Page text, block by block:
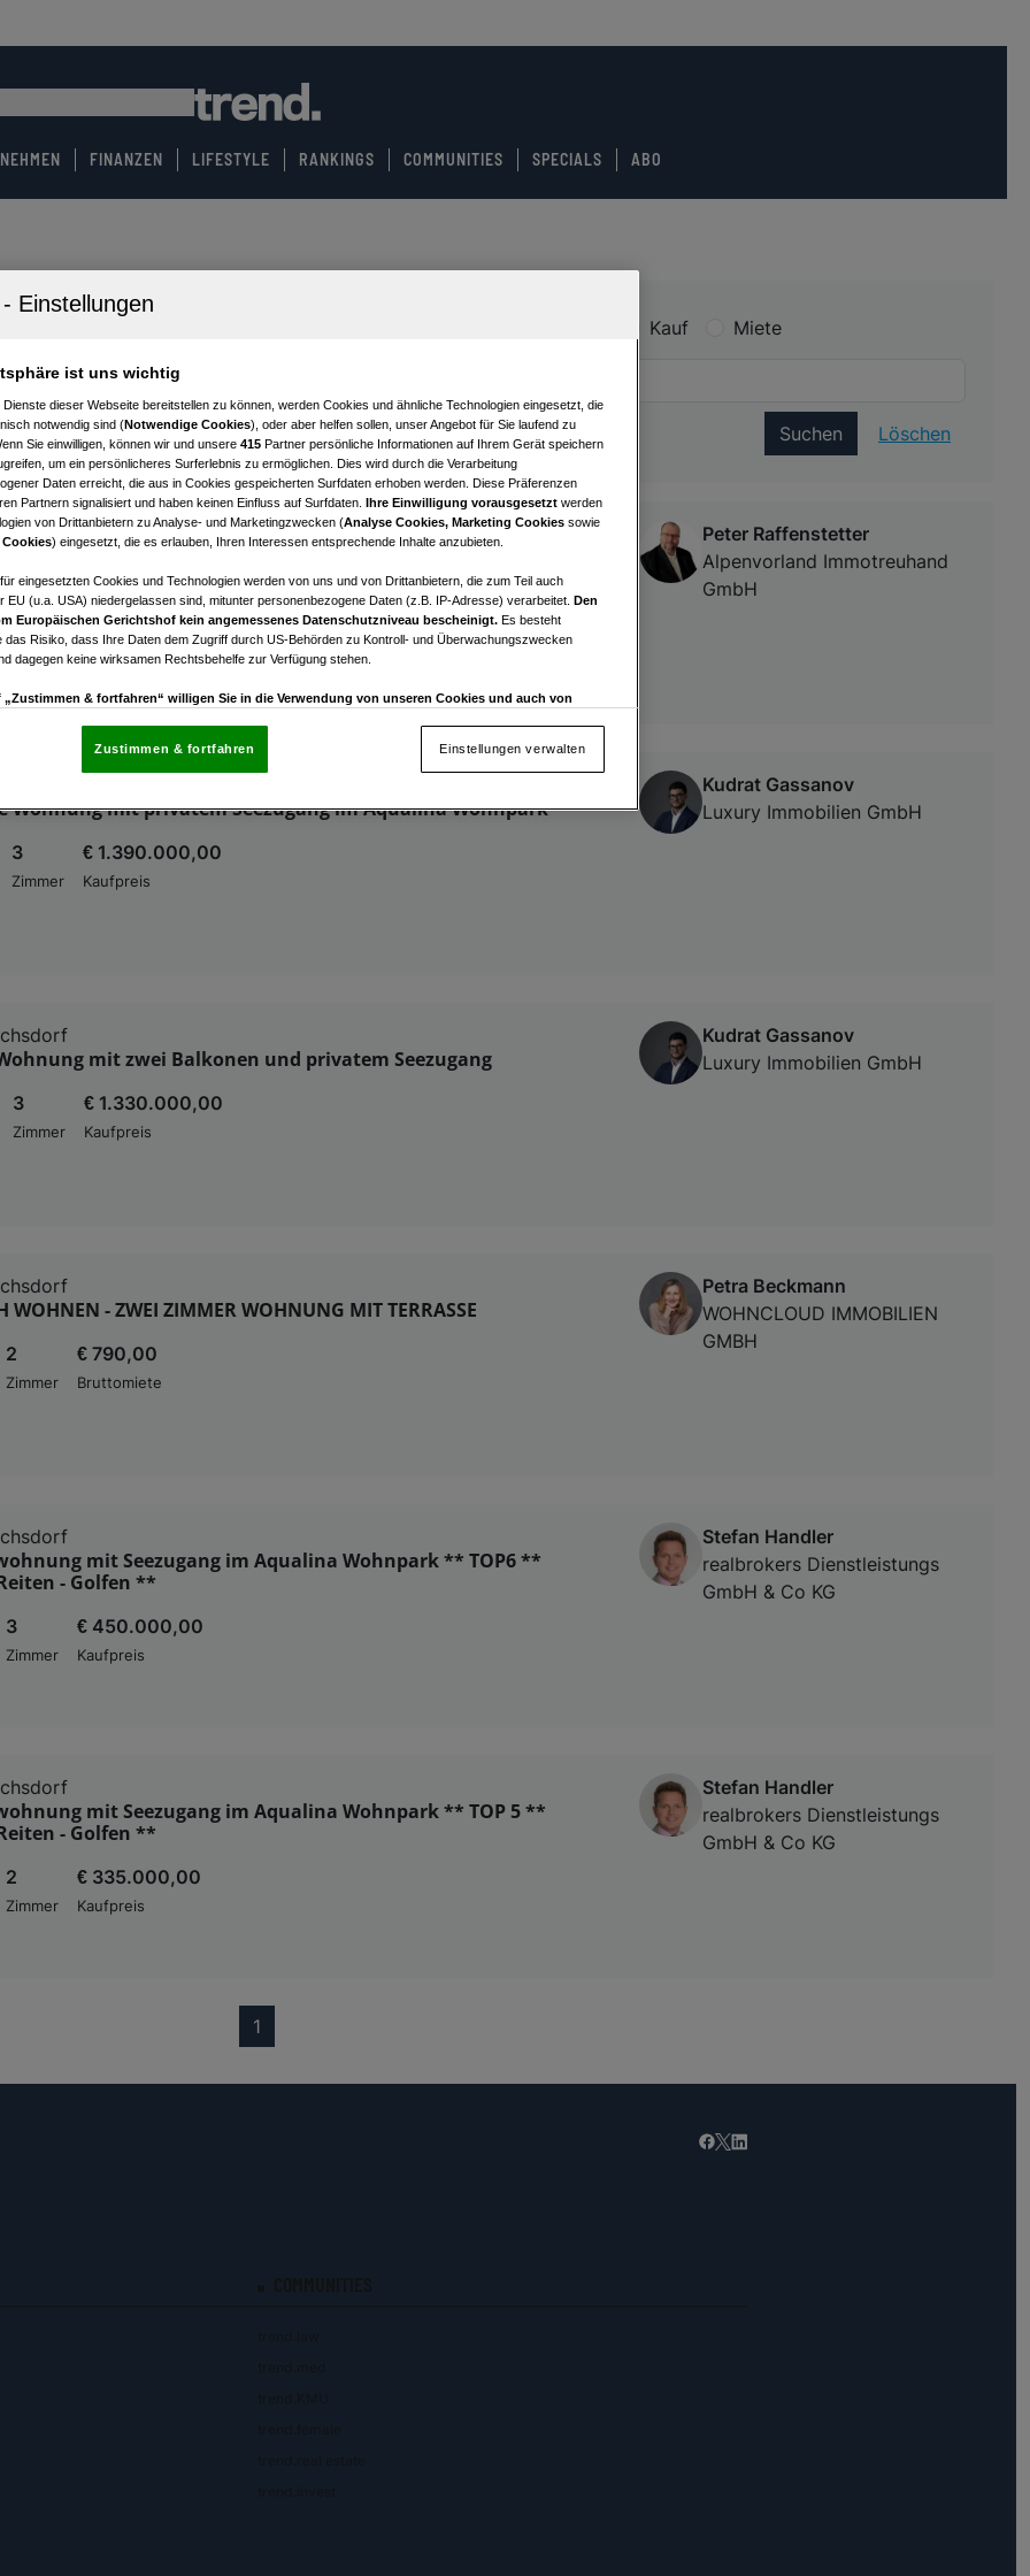
FINANZEN LIFESTYLE RANKINGS COMMUNITIES SPECIALS ABO
Kauf Miete
Suchen Löschen
in Ebreichsdorf!!!
€ 443.000,00
Kaufpreis
Peter Raffenstetter
Alpenvorland Immotreuhand
GmbH
Wohnung mit privatem Seezugang im Aqualina Wohnpark
3
Zimmer
€ 1.390.000,00
Kaufpreis
Kudrat Gassanov
Luxury Immobilien GmbH
mit zwei Balkonen und privatem Seezugang
3
Zimmer
€ 1.330.000,00
Kaufpreis
Kudrat Gassanov
Luxury Immobilien GmbH
WOHNEN - ZWEI ZIMMER WOHNUNG MIT TERRASSE
2
Zimmer
€ 790,00
Bruttomiete
Petra Beckmann
WOHNCLOUD IMMOBILIEN
GMBH
mit Seezugang im Aqualina Wohnpark ** TOP6 **
- Golfen **
3
Zimmer
€ 450.000,00
Kaufpreis
Stefan Handler
realbrokers Dienstleistungs
GmbH & Co KG
mit Seezugang im Aqualina Wohnpark ** TOP 5 **
- Golfen **
2
Zimmer
€ 335.000,00
Kaufpreis
Stefan Handler
realbrokers Dienstleistungs
GmbH & Co KG
1
ist uns wichtig
Dienste dieser Webseite bereitstellen zu können, werden Cookies und ähnliche Technologien eingesetzt, die
notwendig sind (Notwendige Cookies), oder aber helfen sollen, unser Angebot für Sie laufend zu
Sie einwilligen, können wir und unsere 415 Partner persönliche Informationen auf Ihrem Gerät speichern
um ein persönlicheres Surferlebnis zu ermöglichen. Dies wird durch die Verarbeitung
Daten erreicht, die aus in Cookies gespeicherten Surfdaten erhoben werden. Diese Präferenzen
Partnern signalisiert und haben keinen Einfluss auf Surfdaten.
Ihre Einwilligung vorausgesetzt werden
von Drittanbietern zu Analyse- und Marketingzwecken (Analyse Cookies, Marketing Cookies sowie
) eingesetzt, die es erlauben, Ihren Interessen entsprechende Inhalte anzubieten.
eingesetzten Cookies und Technologien werden von uns und von Drittanbietern, die zum Teil auch
EU (u.a. USA) niedergelassen sind, mitunter personenbezogene Daten (z.B. IP-Adresse) verarbeitet.
Den
Europäischen Gerichtshof kein angemessenes Datenschutzniveau bescheinigt. Es besteht
das Risiko, dass Ihre Daten dem Zugriff durch US-Behörden zu Kontroll- und Überwachungszwecken
dagegen keine wirksamen Rechtsbehelfe zur Verfügung stehen.
„Zustimmen & fortfahren“ willigen Sie in die Verwendung von unseren Cookies und auch von
die sich auf jeder Seite unten im Footer befinden.
Partner verarbeiten Daten, um Folgendes bereitzustellen:
Standortdaten. Endgeräteeigenschaften zur Identifikation aktiv abfragen. Speichern von oder Zugriff
auf einem Endgerät. Personalisierte Werbung und Inhalte, Messung von Werbeleistung und der
Einstellungen verwalten
Zustimmen & fortfahren